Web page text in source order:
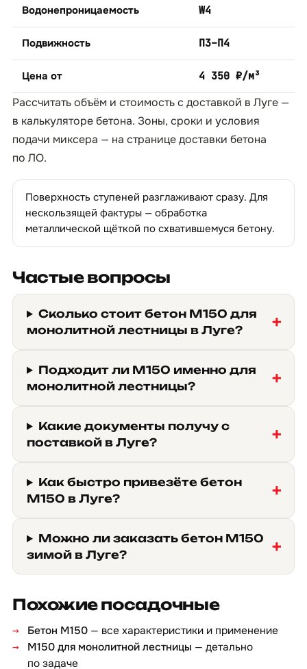
Водонепроницаемость W4
Подвижность П3–П4
Цена от 4 350 ₽/м³
Рассчитать объём и стоимость с доставкой в Луге —
в калькуляторе бетона. Зоны, сроки и условия
подачи миксера — на страницедоставки бетона
по ЛО.
Поверхность ступеней разглаживают сразу. Для
нескользящей фактуры — обработка
металлической щёткой по схватившемуся бетону.
Частые вопросы
Сколько стоит бетон М150 для
монолитной лестницы в Луге?
Подходит ли М150 именно для
монолитной лестницы?
Какие документы получу с
поставкой в Луге?
Как быстро привезёте бетон
М150 в Луге?
Можно ли заказать бетон М150
зимой в Луге?
Похожие посадочные
Бетон М150 — все характеристики и применение
М150 для монолитной лестницы — детально
по задаче